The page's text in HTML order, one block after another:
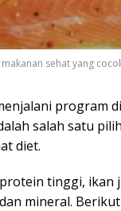
sehat yang
program
salah satu
diet.
tinggi,
mineral.